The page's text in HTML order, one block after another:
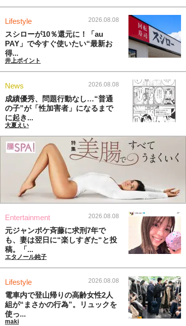
Lifestyle 2026.08.08
スシローが10％還元に！「au
PAY」で今すぐ使いたい“最新お
得...
井上ポイント
News 2026.08.08
成績優秀、問題行動なし…“普通
の子”が「性加害者」になるまで
に起き...
大夏えい
Entertainment 2026.08.08
元ジャンポケ斉藤に求刑7年で
も、妻は翌日に“楽しすぎた“と投
稿。「...
エタノール純子
Lifestyle 2026.08.08
電車内で登山帰りの高齢女性2人
組が“まさかの行為”。リュックを
使っ...
maki